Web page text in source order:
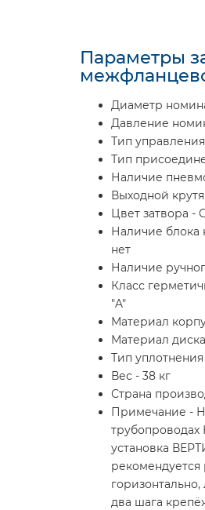
Параметры
Диаметр
Давление
Тип
Тип
Наличие
Выходной
Цвет затвора -
Наличие блока
нет
Наличие
Класс
"A"
Материал
Материал
Тип
Вес - 38 кг
Страна
Примечание -
трубопроводах
установка
рекомендуется
два шага